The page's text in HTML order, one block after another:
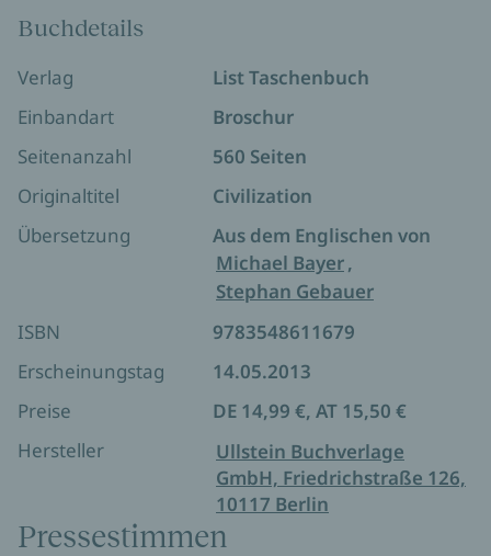
Buchdetails
Verlag
List Taschenbuch
Einbandart
Broschur
Seitenanzahl
560 Seiten
Originaltitel
Civilization
Übersetzung
Aus dem Englischen von
Michael Bayer,
Stephan Gebauer
ISBN
9783548611679
Erscheinungstag
14.05.2013
Preise
DE 14,99 €, AT 15,50 €
Hersteller
Ullstein Buchverlage
GmbH, Friedrichstraße 126,
10117 Berlin
Pressestimmen